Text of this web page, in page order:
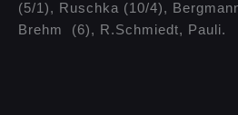
(5/1), Ruschka (10/4),
Brehm (6), R.Schmiedt, Pauli.